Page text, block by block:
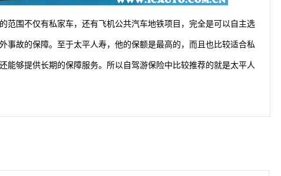
范围不仅有私家车，还有飞机公共汽车地铁项目，完全是可以自主选
事故的保障。至于太平人寿，他的保额是最高的，而且也比较适合私
能够提供长期的保障服务。所以自驾游保险中比较推荐的就是太平人